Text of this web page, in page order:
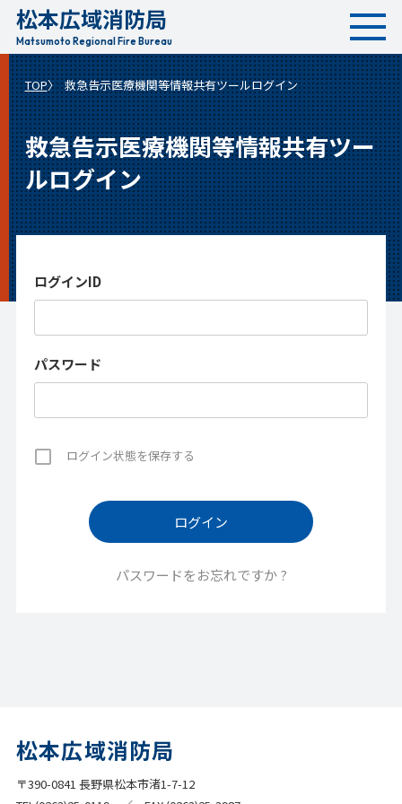
へ
移
動
松本広域消防局
Matsumoto Regional Fire Bureau
TOP 救急告示医療機関等情報共有ツールログイン
救急告示医療機関等情報共有ツー
ルログイン
ログインID
パスワード
ログイン状態を保存する
パスワードをお忘れですか ?
松本広域消防局
〒390-0841 長野県松本市渚1-7-12